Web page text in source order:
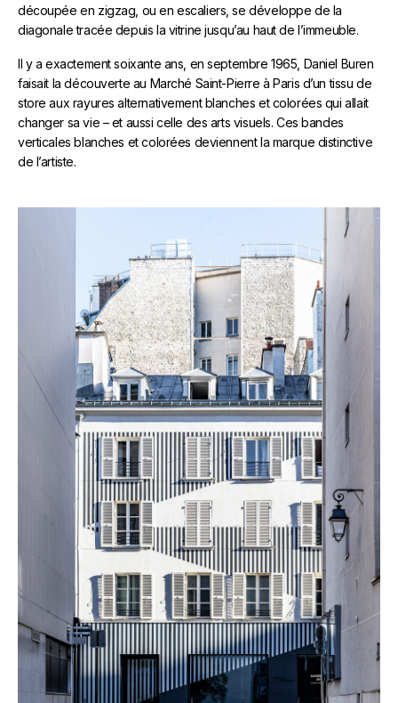
découpée en zigzag, ou en escaliers, se développe de la
diagonale tracée depuis la vitrine jusqu’au haut de l’immeuble.
Il y a exactement soixante ans, en septembre 1965, Daniel Buren
faisait la découverte au Marché Saint-Pierre à Paris d’un tissu de
store aux rayures alternativement blanches et colorées qui allait
changer sa vie – et aussi celle des arts visuels. Ces bandes
verticales blanches et colorées deviennent la marque distinctive
de l’artiste.